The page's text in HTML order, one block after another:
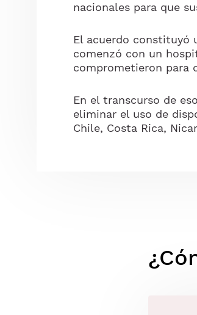
nacionales para que
El acuerdo constituyó
comenzó con un
comprometieron para
En el transcurso de
eliminar el uso de
Chile, Costa Rica,